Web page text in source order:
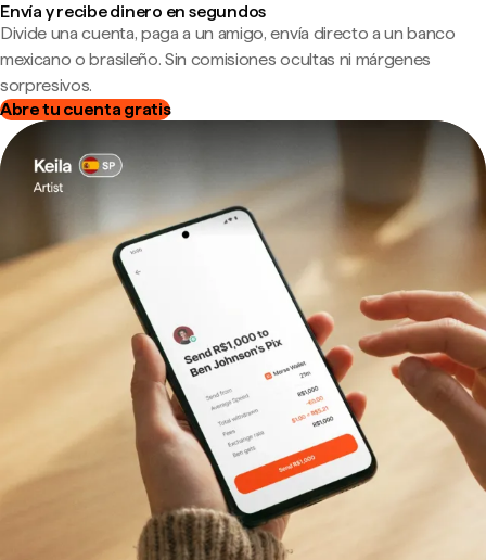
Envía y recibe dinero en segundos
Divide una cuenta, paga a un amigo, envía directo a un banco
mexicano o brasileño. Sin comisiones ocultas ni márgenes
sorpresivos.
Abre tu cuenta gratis